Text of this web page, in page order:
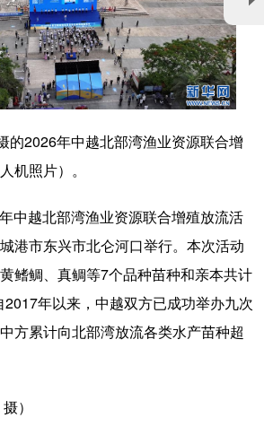
客智库 全球连线 教育
科普 体育 文化
军事 访谈 视频
央文件 金融 汽车
人居
城市 旅游 能源
彩票 娱乐 时尚
公益 一带一路
上市公司 文化产业
2026年中越北部湾渔业资源联合增
机照片）。
越北部湾渔业资源联合增殖放流活
港市东兴市北仑河口举行。本次活动
鳍鲷、真鲷等7个品种苗种和亲本共计
年以来，中越双方已成功举办九次
方累计向北部湾放流各类水产苗种超
）